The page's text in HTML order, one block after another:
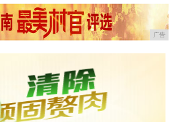
广告